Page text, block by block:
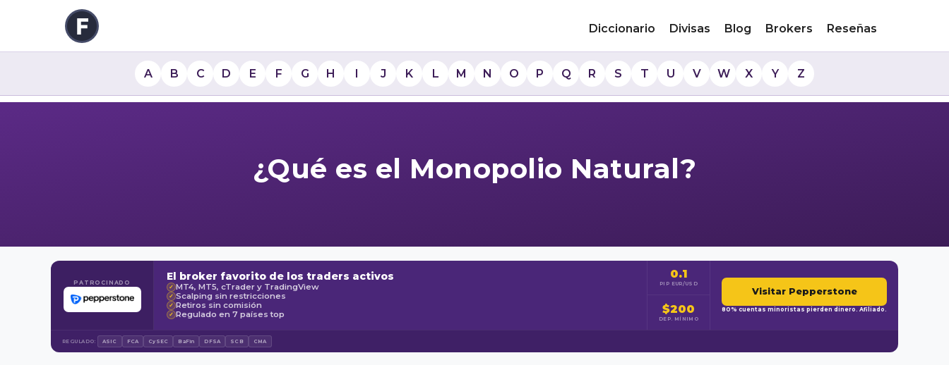
Diccionario Divisas Blog Brokers Reseñas
A B C D E F G H I J K L M N O P Q R S T U V W X Y Z
¿Qué es el Monopolio Natural?
PATROCINADO El broker favorito de los traders activos
✓ MT4, MT5, cTrader y TradingView
✓ Scalping sin restricciones
✓ Retiros sin comisión
✓ Regulado en 7 países top
0.1
PIP EUR/USD
$200
DEP. MÍNIMO
Visitar Pepperstone
80% cuentas minoristas pierden dinero. Afiliado.
REGULADO: ASIC FCA CySEC BaFin DFSA SCB CMA